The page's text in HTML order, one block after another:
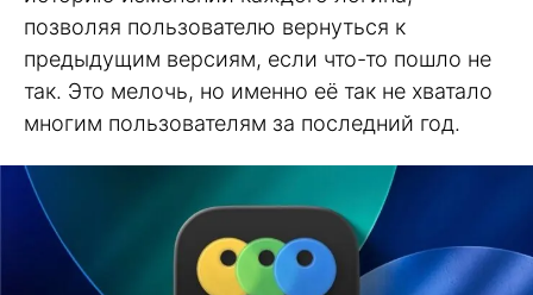
позволяя пользователю вернуться к
предыдущим версиям, если что-то пошло не
так. Это мелочь, но именно её так не хватало
многим пользователям за последний год.